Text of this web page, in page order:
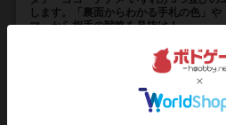
します。「裏面からわかる手札の色」
マ」から相手の戦略を見抜け！
いが続いている。 力で争う時代はもう
ーギャングルズ』は９つのエリアに分...
平野 雄哉（Yuya Hirano）
平野
目時 慶（Kei Metoki）